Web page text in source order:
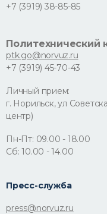
+7 (3919) 38-85-85
Политехнический
ptk.go@norvuz.ru
+7 (3919) 45-70-43
Личный прием:
г. Норильск, ул
центр)
Пн-Пт: 09.00 - 18.00
Сб: 10.00 - 14.00
Пресс-служба
press@norvuz.ru